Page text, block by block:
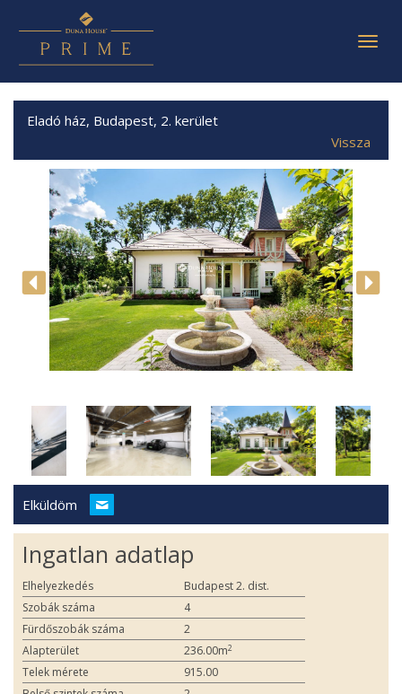
Eladó ház, Budapest, 2. kerület
Vissza
Elküldöm
Ingatlan adatlap
Elhelyezkedés
Budapest 2. dist.
Szobák száma
4
Fürdőszobák száma
2
Alapterület
236.00m2
Telek mérete
915.00